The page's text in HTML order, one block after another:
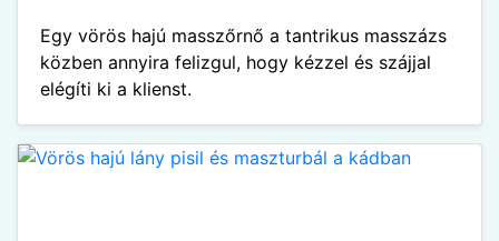
Egy vörös hajú masszőrnő a tantrikus masszázs
közben annyira felizgul, hogy kézzel és szájjal
elégíti ki a klienst.